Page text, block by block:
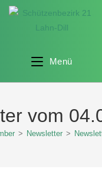
Menü
vom
> Newsletter >